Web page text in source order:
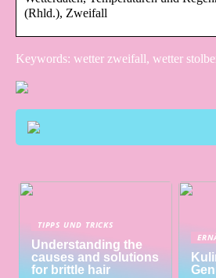
(Rhld.), Zweifall
Keywords: wetter zweifall, wetter
TIPPS UND TRICKS
Understanding the
causes and solutions
for brittle hair